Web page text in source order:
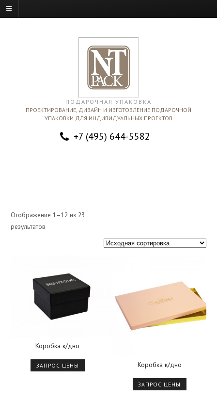
ПОДАРОЧНАЯ УПАКОВКА
ПРОЕКТИРОВАНИЕ, ДИЗАЙН И ИЗГОТОВЛЕНИЕ ПОДАРОЧНОЙ
УПАКОВКИ ДЛЯ ИНДИВИДУАЛЬНЫХ ПРОЕКТОВ
+7 (495) 644-5582
Отображение 1–12 из 23
результатов
Коробка к/дно
ЗАПРОС ЦЕНЫ Коробка к/дно
ЗАПРОС ЦЕНЫ